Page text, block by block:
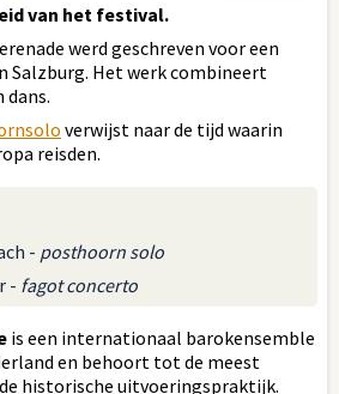
van het festival.
werd geschreven voor een
Salzburg. Het werk combineert
verwijst naar de tijd waarin
reisden.
- posthoorn solo
- fagot concerto
is een internationaal barokensemble
en behoort tot de meest
historische uitvoeringspraktijk.